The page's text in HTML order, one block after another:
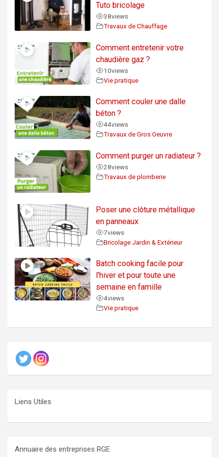
Tuto bricolage
38views
Travaux de Chauffage
Comment entretenir votre
chaudière gaz ?
10views
Vie pratique
Comment couler une dalle
béton ?
44views
Travaux de Gros Oeuvre
Comment purger un radiateur ?
28views
Travaux de plomberie
Poser une clôture métallique
en panneaux
7views
Bricolage Jardin & Extérieur
Batch cooking facile pour
l’hiver et pour toute une
semaine en famille
4views
Vie pratique
Liens Utiles
Annuaire des entreprises RGE